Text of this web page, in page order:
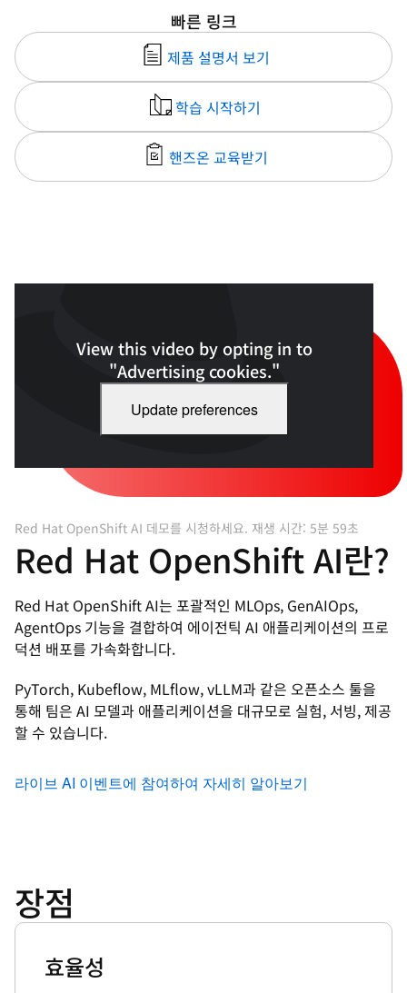
빠른 링크
제품 설명서 보기
학습 시작하기
핸즈온 교육받기
View this video by opting in to
"Advertising cookies."
Update preferences
Red Hat OpenShift AI 데모를 시청하세요. 재생 시간: 5분 59초
Red Hat OpenShift AI란?
Red Hat OpenShift AI는 포괄적인 MLOps, GenAIOps,
AgentOps 기능을 결합하여 에이전틱 AI 애플리케이션의 프로
덕션 배포를 가속화합니다.
PyTorch, Kubeflow, MLflow, vLLM과 같은 오픈소스 툴을
통해 팀은 AI 모델과 애플리케이션을 대규모로 실험, 서빙, 제공
할 수 있습니다.
라이브 AI 이벤트에 참여하여 자세히 알아보기
장점
효율성